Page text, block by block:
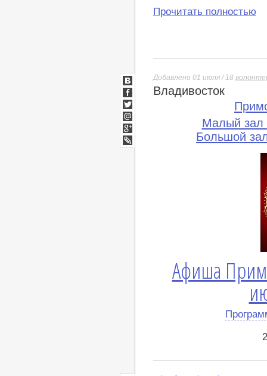
Прочитать полностью
Добавлено 01 июля / 18
Владивосток
Малый зал
Большой
Афиша
ВКонтакте
Facebook
Twitter
Мой
Мир
Google+
lj